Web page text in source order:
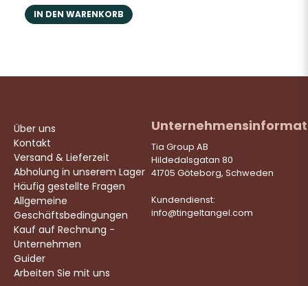
IN DEN WARENKORB
Über uns
Kontakt
Versand & Lieferzeit
Abholung in unserem Lager
Häufig gestellte Fragen
Allgemeine
Geschäftsbedingungen
Kauf auf Rechnung -
Unternehmen
Guider
Arbeiten Sie mit uns
Tia Group AB
Hildedalsgatan 80
41705 Göteborg, Schweden
Kundendienst:
info@tingeltangel.com